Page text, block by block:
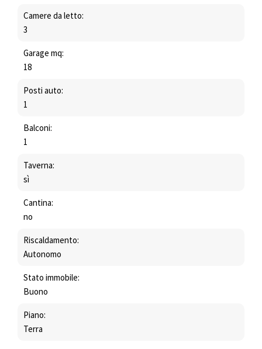
Camere da letto:
3
Garage mq:
18
Posti auto:
1
Balconi:
1
Taverna:
sì
Cantina:
no
Riscaldamento:
Autonomo
Stato immobile:
Buono
Piano:
Terra